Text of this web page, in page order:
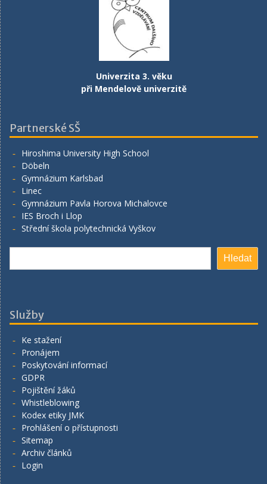
Univerzita 3. věku
při Mendelově univerzitě
Partnerské SŠ
Hiroshima University High School
Döbeln
Gymnázium Karlsbad
Linec
Gymnázium Pavla Horova Michalovce
IES Broch i Llop
Střední škola polytechnická Vyškov
Hledat
Služby
Ke stažení
Pronájem
Poskytování informací
GDPR
Pojištění žáků
Whistleblowing
Kodex etiky JMK
Prohlášení o přístupnosti
Sitemap
Archiv článků
Login